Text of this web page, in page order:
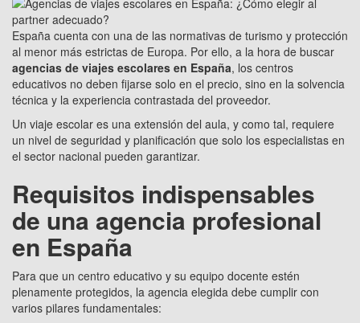
España cuenta con una de las normativas de turismo y protección
al menor más estrictas de Europa. Por ello, a la hora de buscar
agencias de viajes escolares en España, los centros
educativos no deben fijarse solo en el precio, sino en la solvencia
técnica y la experiencia contrastada del proveedor.
Un viaje escolar es una extensión del aula, y como tal, requiere
un nivel de seguridad y planificación que solo los especialistas en
el sector nacional pueden garantizar.
Requisitos indispensables
de una agencia profesional
en España
Para que un centro educativo y su equipo docente estén
plenamente protegidos, la agencia elegida debe cumplir con
varios pilares fundamentales: